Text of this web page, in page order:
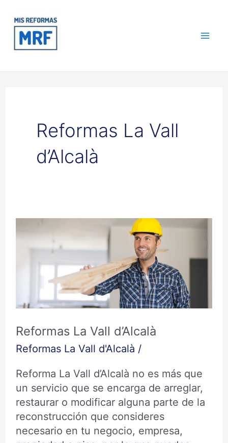
contenido
Reformas La Vall
d’Alcalà
Reformas La Vall d’Alcalà
Reformas La Vall d'Alcalà /
Reforma La Vall d’Alcalà no es más que
un servicio que se encarga de arreglar,
restaurar o modificar alguna parte de la
reconstrucción que consideres
necesario en tu negocio, empresa,
Reformas
La
d’Alcalà